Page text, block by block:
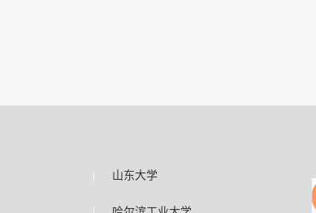
| 山东大学